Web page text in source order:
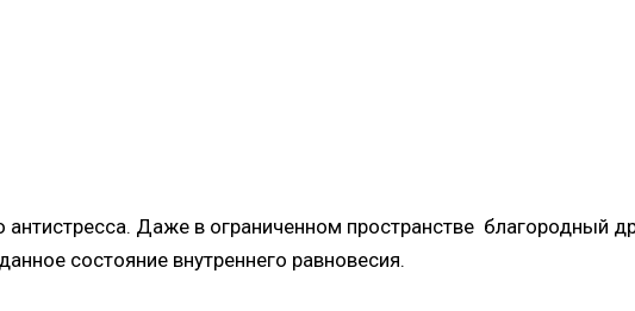
Даже в ограниченном пространстве благородный
состояние внутреннего равновесия.